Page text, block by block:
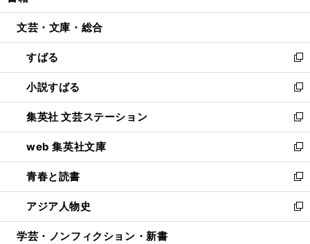
開
ウ
開
く
ン
ウ
で
開
く
ウ
ン
ド
ウ
で
開
く
文芸・文庫・総合
すばる
新
し
い
ウ
ィ
ン
ド
ウ
で
開
く
小説すばる
新
し
い
ウ
ィ
ン
ド
ウ
で
開
集英社 文芸ステーション
新
し
い
ウ
ィ
ン
ド
ウ
web 集英社文庫
新
し
い
ウ
ィ
ン
青春と読書
新
し
い
ウ
アジア人物史
新
し
学芸・ノンフィクション・新書